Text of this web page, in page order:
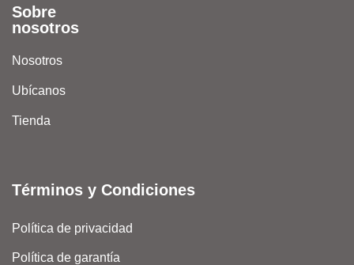
Sobre
nosotros
Nosotros
Ubícanos
Tienda
Términos y Condiciones
Política de privacidad
Política de garantía